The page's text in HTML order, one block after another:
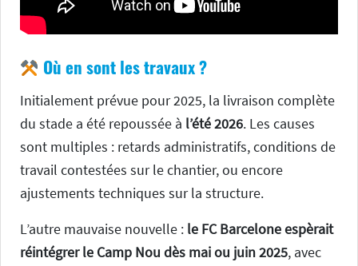
Où en sont les travaux ?
Initialement prévue pour 2025, la livraison complète
du stade a été repoussée à l’été 2026. Les causes
sont multiples : retards administratifs, conditions de
travail contestées sur le chantier, ou encore
ajustements techniques sur la structure.
L’autre mauvaise nouvelle : le FC Barcelone espèrait
réintégrer le Camp Nou dès mai ou juin 2025, avec